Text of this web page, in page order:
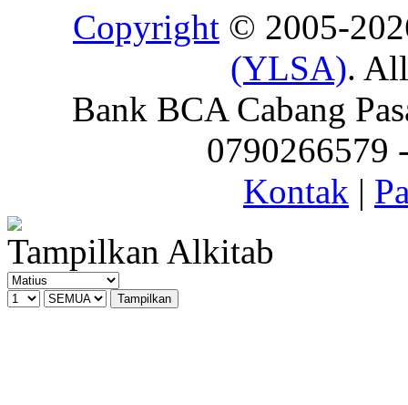
Copyright © 2005-
(YLSA).
Bank BCA Cabang
0790266579
Kontak |
Tampilkan Alkitab